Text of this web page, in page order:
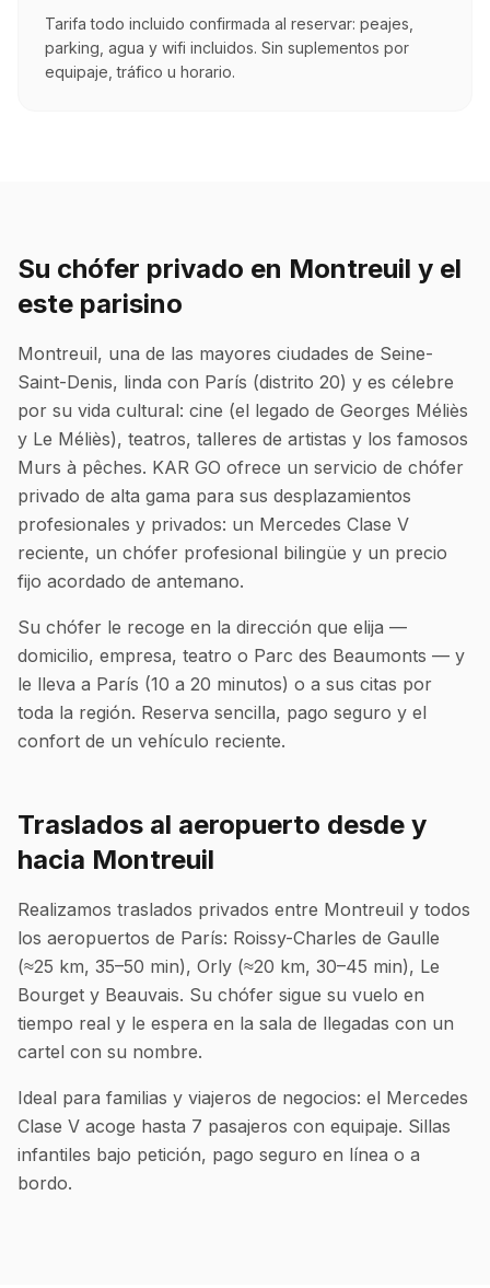
Tarifa todo incluido confirmada al reservar: peajes,
parking, agua y wifi incluidos. Sin suplementos por
equipaje, tráfico u horario.
Su chófer privado en Montreuil y el
este parisino
Montreuil, una de las mayores ciudades de Seine-
Saint-Denis, linda con París (distrito 20) y es célebre
por su vida cultural: cine (el legado de Georges Méliès
y Le Méliès), teatros, talleres de artistas y los famosos
Murs à pêches. KAR GO ofrece un servicio de chófer
privado de alta gama para sus desplazamientos
profesionales y privados: un Mercedes Clase V
reciente, un chófer profesional bilingüe y un precio
fijo acordado de antemano.
Su chófer le recoge en la dirección que elija —
domicilio, empresa, teatro o Parc des Beaumonts — y
le lleva a París (10 a 20 minutos) o a sus citas por
toda la región. Reserva sencilla, pago seguro y el
confort de un vehículo reciente.
Traslados al aeropuerto desde y
hacia Montreuil
Realizamos traslados privados entre Montreuil y todos
los aeropuertos de París: Roissy-Charles de Gaulle
(≈25 km, 35–50 min), Orly (≈20 km, 30–45 min), Le
Bourget y Beauvais. Su chófer sigue su vuelo en
tiempo real y le espera en la sala de llegadas con un
cartel con su nombre.
Ideal para familias y viajeros de negocios: el Mercedes
Clase V acoge hasta 7 pasajeros con equipaje. Sillas
infantiles bajo petición, pago seguro en línea o a
bordo.